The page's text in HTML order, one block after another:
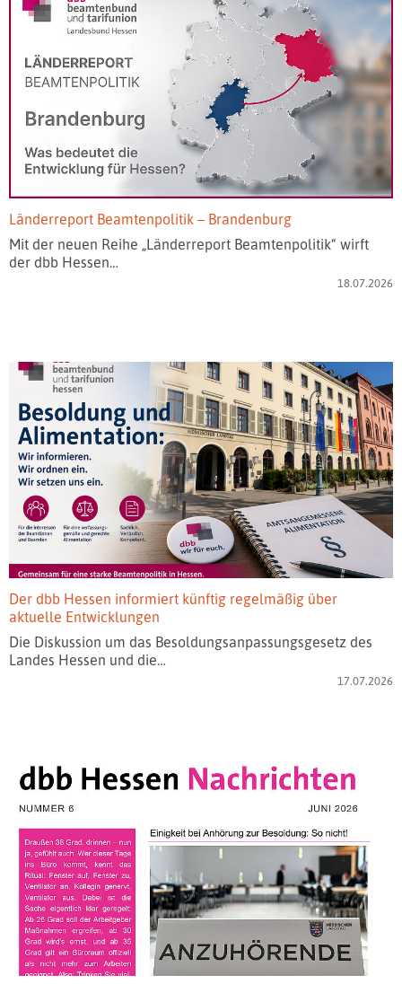
Länderreport Beamtenpolitik – Brandenburg
Mit der neuen Reihe „Länderreport Beamtenpolitik“ wirft
der dbb Hessen…
18.07.2026
Der dbb Hessen informiert künftig regelmäßig über
aktuelle Entwicklungen
Die Diskussion um das Besoldungsanpassungsgesetz des
Landes Hessen und die…
17.07.2026